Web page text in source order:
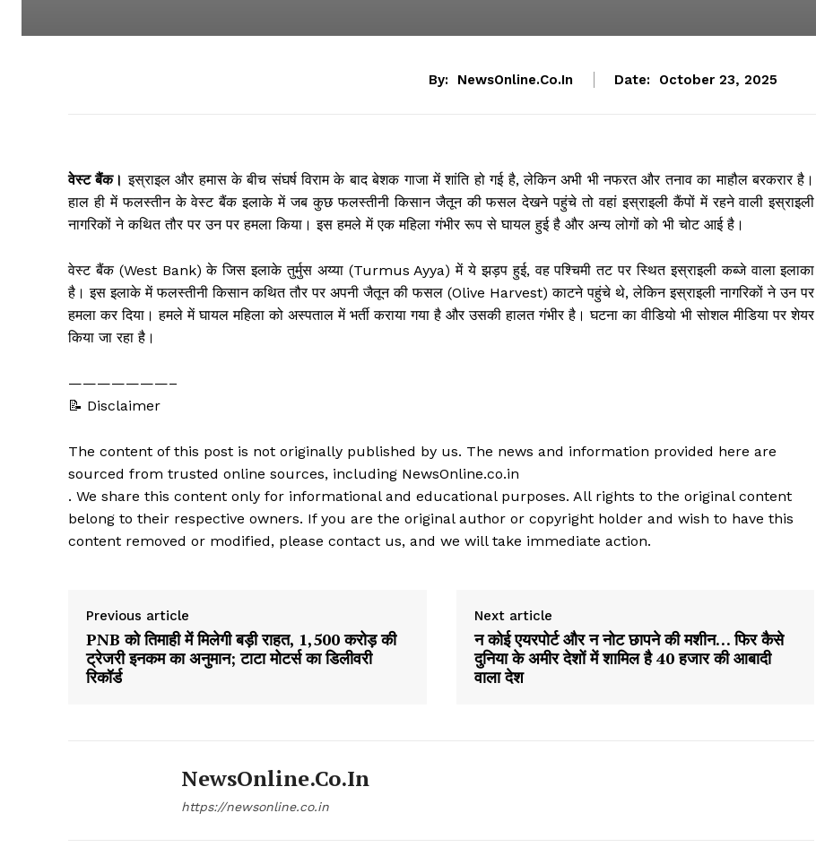
By: NewsOnline.co.in Date: October 23, 2025
वेस्ट बैंक। इस्राइल और हमास के बीच संघर्ष विराम के बाद बेशक गाजा में शांति हो गई है, लेकिन अभी भी नफरत और तनाव का माहौल बरकरार है।
हाल ही में फलस्तीन के वेस्ट बैंक इलाके में जब कुछ फलस्तीनी किसान जैतून की फसल देखने पहुंचे तो वहां इस्राइली कैंपों में रहने वाली इस्राइली
नागरिकों ने कथित तौर पर उन पर हमला किया। इस हमले में एक महिला गंभीर रूप से घायल हुई है और अन्य लोगों को भी चोट आई है।
वेस्ट बैंक (West Bank) के जिस इलाके तुर्मुस अय्या (Turmus Ayya) में ये झड़प हुई, वह पश्चिमी तट पर स्थित इस्राइली कब्जे वाला इलाका
है। इस इलाके में फलस्तीनी किसान कथित तौर पर अपनी जैतून की फसल (Olive Harvest) काटने पहुंचे थे, लेकिन इस्राइली नागरिकों ने उन पर
हमला कर दिया। हमले में घायल महिला को अस्पताल में भर्ती कराया गया है और उसकी हालत गंभीर है। घटना का वीडियो भी सोशल मीडिया पर शेयर
किया जा रहा है।
———————–
📝 Disclaimer
The content of this post is not originally published by us. The news and information provided here are
sourced from trusted online sources, including NewsOnline.co.in
. We share this content only for informational and educational purposes. All rights to the original content
belong to their respective owners. If you are the original author or copyright holder and wish to have this
content removed or modified, please contact us, and we will take immediate action.
Previous article
PNB को तिमाही में मिलेगी बड़ी राहत, 1,500 करोड़ की
ट्रेजरी इनकम का अनुमान; टाटा मोटर्स का डिलीवरी
रिकॉर्ड
Next article
न कोई एयरपोर्ट और न नोट छापने की मशीन… फिर कैसे
दुनिया के अमीर देशों में शामिल है 40 हजार की आबादी
वाला देश
NewsOnline.co.in
https://newsonline.co.in